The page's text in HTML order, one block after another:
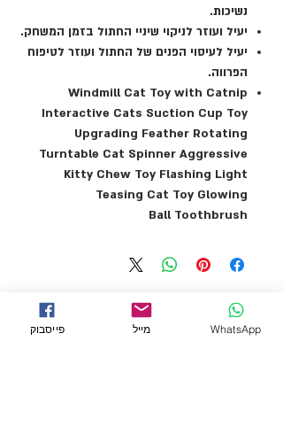
נשיכות.
יעיל ועוזר לניקוי שיניי החתול בזמן המשחק.
יעיל לעיסוי הפנים של החתול ועוזר לטיפוח
הפרווה.
Windmill Cat Toy with Catnip
Interactive Cats Suction Cup Toy
Upgrading Feather Rotating
Turntable Cat Spinner Aggressive
Kitty Chew Toy Flashing Light
Teasing Cat Toy Glowing
Ball Toothbrush
פייסבוק מייל WhatsApp